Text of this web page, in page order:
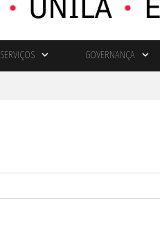
SERVIÇOS GOVERNANÇA